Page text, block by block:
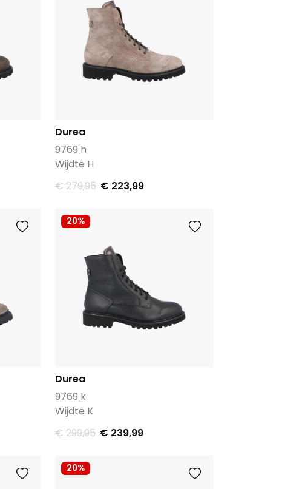
Durea
9769 h
Wijdte H
€ 279,95 € 223,99
20%
Durea
9769 k
Wijdte K
€ 299,95 € 239,99
20%